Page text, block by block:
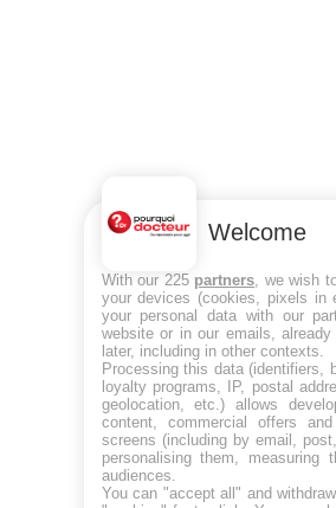
Welcome
With our 225 partners , we wish
your devices (cookies, pixels in
your personal data with our
website or in our emails,
later, including in other contexts.
Processing this data (identifiers,
loyalty programs, IP, postal
geolocation, etc.) allows
content, commercial offers
screens (including by email,
personalising them, measuring
audiences.
You can "accept all" and